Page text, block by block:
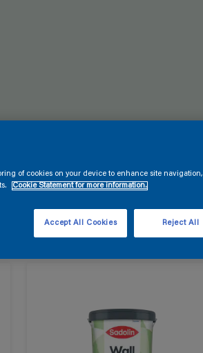
of cookies on your device to enhance site navigation,
Cookie Statement for more information.
Reject All
Accept All Cookies